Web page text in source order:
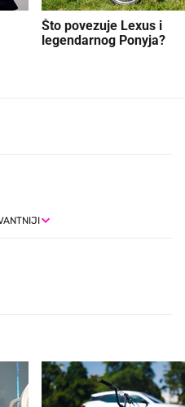
Što povezuje Lexus i
legendarnog Ponyja?